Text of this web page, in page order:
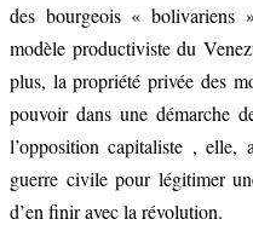
des bourgeois « bolivariens
modèle productiviste du
plus, la propriété privée des
pouvoir dans une démarche
l’opposition capitaliste , elle,
guerre civile pour légitimer
d’en finir avec la révolution.